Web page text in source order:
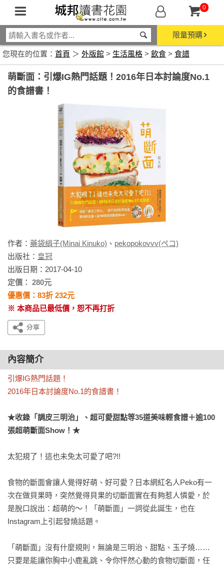
0
限量預購
您現在的位置： 首頁 ＞ 外版館 > 生活風格 > 飲食 > 食譜
萌斷面：引爆IG熱門話題！2016年日本討論度No.1
的食譜書！
作者： 藥袋絹子(Minai Kinuko) 、 pekopokovvv(ペコ)
出版社： 皇冠
出版日期：2017-04-10
定價： 280元
優惠價：83折 232元
※ 本商品已最低價，恕不再打折
內容簡介
引爆IG熱門話題！
2016年日本討論度No.1的食譜書！
★收錄「調皮三明治」、超可愛甜點等35道美味輕食譜＋逾100
張超萌斷面Show！★
太犯規了！這也未免太可愛了吧?!!
食物的斷面會讓人覺得好萌、好可愛？日本網紅名人Peko有一
次在做貝果時，突然覺得貝果的切斷面實在有夠惹人憐愛，於
是脫口說出：超萌的～！「萌斷面」一詞從此誕生，也在
Instagram上引起發燒話題。
「萌斷面」沒有什麼規則，無論是三明治、甜點、玉子燒……
只要是能讓你胸中小鹿亂跳、令你怦然心動的食物切斷面，任